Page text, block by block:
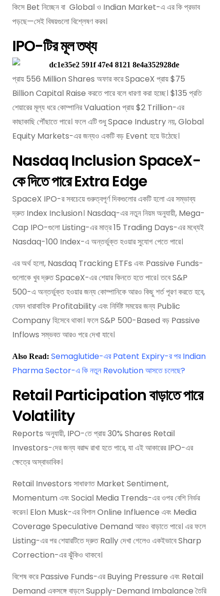
কিসে Bet নিচ্ছেন বা Global ও Indian Market-এ এর কি প্রভাব
পড়ছে—সেই বিষয়গুলো বিশ্লেষণ করব।
IPO-টির মূল তথ্য
প্রায় 556 Million Shares অফার করে SpaceX প্রায় $75
Billion Capital Raise করতে পারে বলে ধারণা করা হচ্ছে। $135 প্রতি
শেয়ারের মূল্য ধরে কোম্পানির Valuation প্রায় $2 Trillion-এর
কাছাকাছি পৌঁছাতে পারে। ফলে এটি শুধু Space Industry নয়, Global
Equity Markets-এর জন্যও একটি বড় Event হয়ে উঠেছে।
Nasdaq Inclusion SpaceX-
কে দিতে পারে Extra Edge
SpaceX IPO-র সবচেয়ে গুরুত্বপূর্ণ দিকগুলোর একটি হলো এর সম্ভাব্য
দ্রুত Index Inclusion। Nasdaq-এর নতুন নিয়ম অনুযায়ী, Mega-
Cap IPO-গুলো Listing-এর মাত্র 15 Trading Days-এর মধ্যেই
Nasdaq-100 Index-এ অন্তর্ভুক্ত হওয়ার সুযোগ পেতে পারে।
এর অর্থ হলো, Nasdaq Tracking ETFs এবং Passive Funds-
গুলোকে খুব দ্রুত SpaceX-এর শেয়ার কিনতে হতে পারে। তবে S&P
500-এ অন্তর্ভুক্ত হওয়ার জন্য কোম্পানিকে আরও কিছু শর্ত পূরণ করতে হবে,
যেমন ধারাবাহিক Profitability এবং নির্দিষ্ট সময়ের জন্য Public
Company হিসেবে থাকা। ফলে S&P 500-Based বড় Passive
Inflows সম্ভবত আরও পরে দেখা যাবে।
Also Read: Semaglutide-এর Patent Expiry-র পর Indian
Pharma Sector-এ কি নতুন Revolution আসতে চলেছে?
Retail Participation বাড়াতে পারে
Volatility
Reports অনুযায়ী, IPO-তে প্রায় 30% Shares Retail
Investors-দের জন্য বরাদ্দ রাখা হতে পারে, যা এই আকারের IPO-এর
ক্ষেত্রে অস্বাভাবিক।
Retail Investors সাধারণত Market Sentiment,
Momentum এবং Social Media Trends-এর ওপর বেশি নির্ভর
করেন। Elon Musk-এর বিশাল Online Influence এবং Media
Coverage Speculative Demand আরও বাড়াতে পারে। এর ফলে
Listing-এর পর শেয়ারটিতে দ্রুত Rally দেখা গেলেও একইভাবে Sharp
Correction-এর ঝুঁকিও থাকবে।
বিশেষ করে Passive Funds-এর Buying Pressure এবং Retail
Demand একসঙ্গে বাড়লে Supply-Demand Imbalance তৈরি